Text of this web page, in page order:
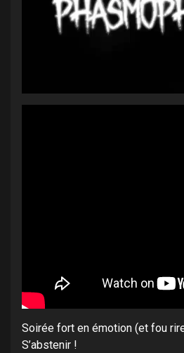
Soirée fort en émotion (et fou
S’abstenir !